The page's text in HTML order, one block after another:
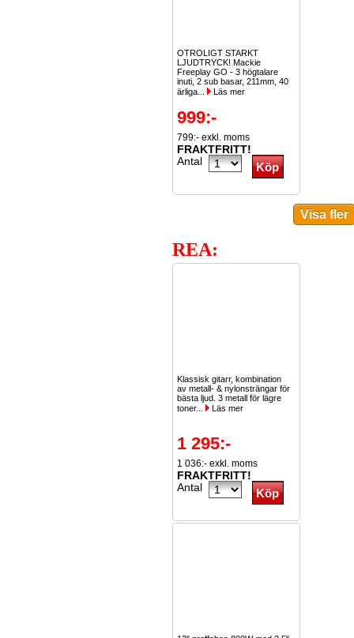
OTROLIGT STARKT
LJUDTRYCK! Mackie
Freeplay GO - 3 högtalare
inuti, 2 sub basar, 211mm, 40
ärliga...
Läs mer
999:-
799:- exkl. moms
FRAKTFRITT!
Antal
REA:
Klassisk gitarr, kombination
av metall- & nylonsträngar för
bästa ljud. 3 metall för lägre
toner...
Läs mer
1 295:-
1 036:- exkl. moms
FRAKTFRITT!
Antal